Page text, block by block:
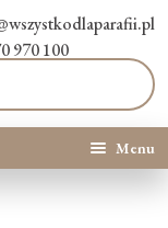
970 100
Menu